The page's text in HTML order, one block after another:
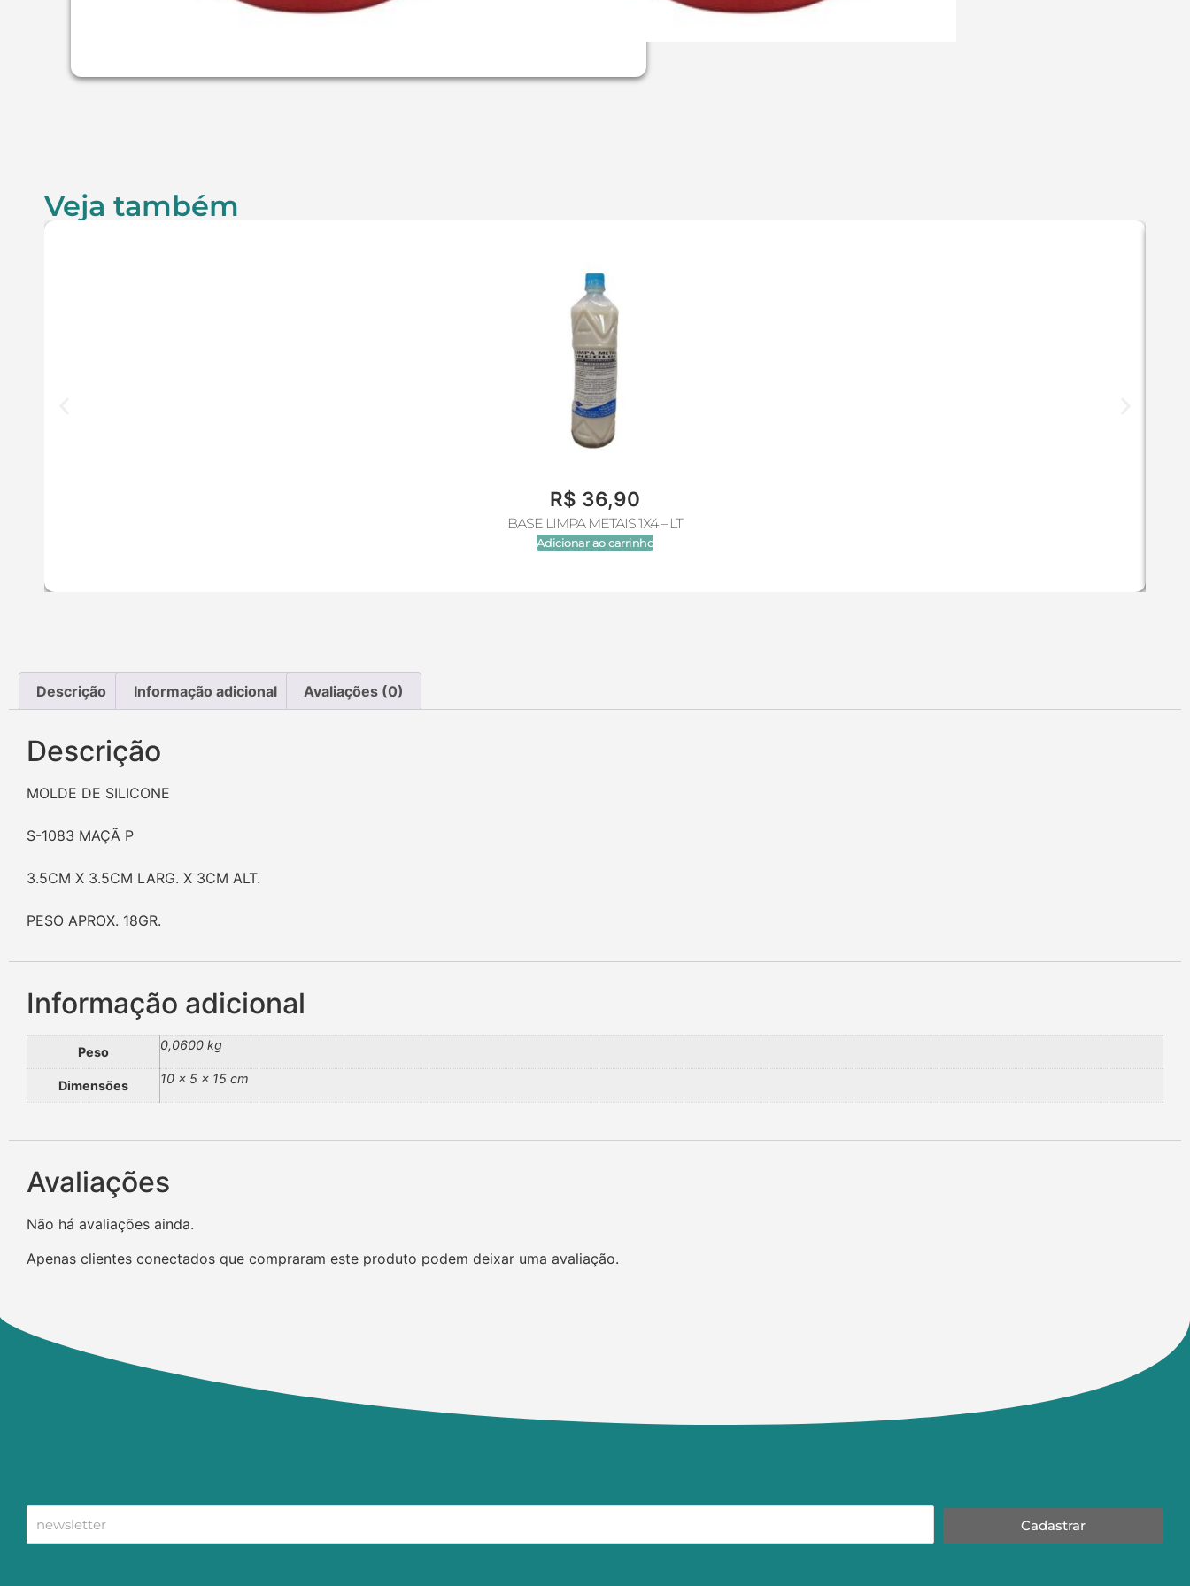
Veja também
R$ 36,90
BASE LIMPA METAIS 1X4 – LT
Adicionar ao carrinho
Descrição Informação adicional Avaliações (0)
Descrição
MOLDE DE SILICONE
S-1083 MAÇÃ P
3.5CM X 3.5CM LARG. X 3CM ALT.
PESO APROX. 18GR.
Informação adicional
Peso 0,0600 kg
Dimensões 10 × 5 × 15 cm
Avaliações
Não há avaliações ainda.
Apenas clientes conectados que compraram este produto podem deixar uma avaliação.
Cadastrar